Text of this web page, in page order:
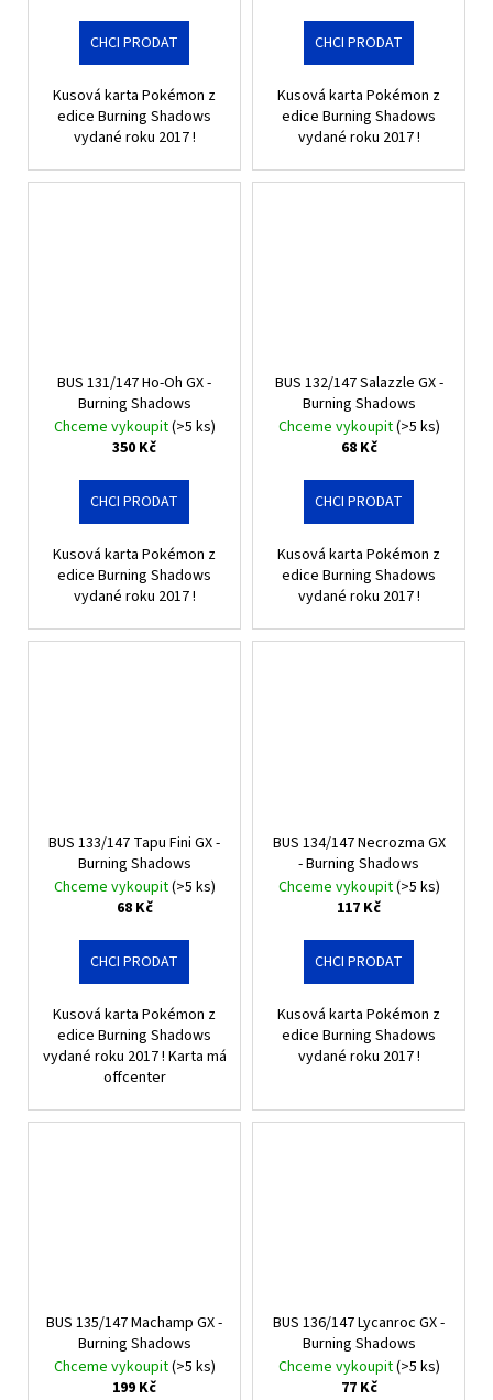
CHCI PRODAT
Kusová karta Pokémon z
edice Burning Shadows
vydané roku 2017 !
CHCI PRODAT
Kusová karta Pokémon z
edice Burning Shadows
vydané roku 2017 !
BUS 131/147 Ho-Oh GX -
Burning Shadows
Chceme vykoupit(>5 ks)
350 Kč
CHCI PRODAT
Kusová karta Pokémon z
edice Burning Shadows
vydané roku 2017 !
BUS 132/147 Salazzle GX -
Burning Shadows
Chceme vykoupit(>5 ks)
68 Kč
CHCI PRODAT
Kusová karta Pokémon z
edice Burning Shadows
vydané roku 2017 !
BUS 133/147 Tapu Fini GX -
Burning Shadows
Chceme vykoupit(>5 ks)
68 Kč
CHCI PRODAT
Kusová karta Pokémon z
edice Burning Shadows
vydané roku 2017 ! Karta má
offcenter
BUS 134/147 Necrozma GX
- Burning Shadows
Chceme vykoupit(>5 ks)
117 Kč
CHCI PRODAT
Kusová karta Pokémon z
edice Burning Shadows
vydané roku 2017 !
BUS 135/147 Machamp GX -
Burning Shadows
Chceme vykoupit(>5 ks)
199 Kč
BUS 136/147 Lycanroc GX -
Burning Shadows
Chceme vykoupit(>5 ks)
77 Kč